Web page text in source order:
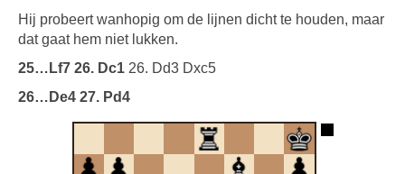
Hij probeert wanhopig om de lijnen dicht te houden, maar
dat gaat hem niet lukken.
25…Lf7 26. Dc1 26. Dd3 Dxc5
26…De4 27. Pd4